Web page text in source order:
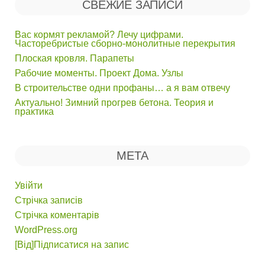
СВЕЖИЕ ЗАПИСИ
Вас кормят рекламой? Лечу цифрами.
Часторебристые сборно-монолитные перекрытия
Плоская кровля. Парапеты
Рабочие моменты. Проект Дома. Узлы
В строительстве одни профаны… а я вам отвечу
Актуально! Зимний прогрев бетона. Теория и
практика
МЕТА
Увійти
Стрічка записів
Стрічка коментарів
WordPress.org
[Від]Підписатися на запис